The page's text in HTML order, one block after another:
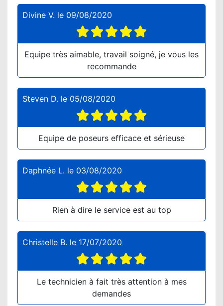
Divine V. le 09/08/2020
Equipe très aimable, travail soigné, je vous les
recommande
Steven D. le 05/08/2020
Equipe de poseurs efficace et sérieuse
Daphnée L. le 03/08/2020
Rien à dire le service est au top
Christelle B. le 17/07/2020
Le technicien à fait très attention à mes
demandes